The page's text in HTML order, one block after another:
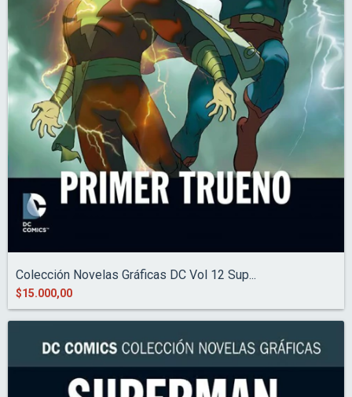
Colección Novelas Gráficas DC Vol 12 Sup...
$15.000,00